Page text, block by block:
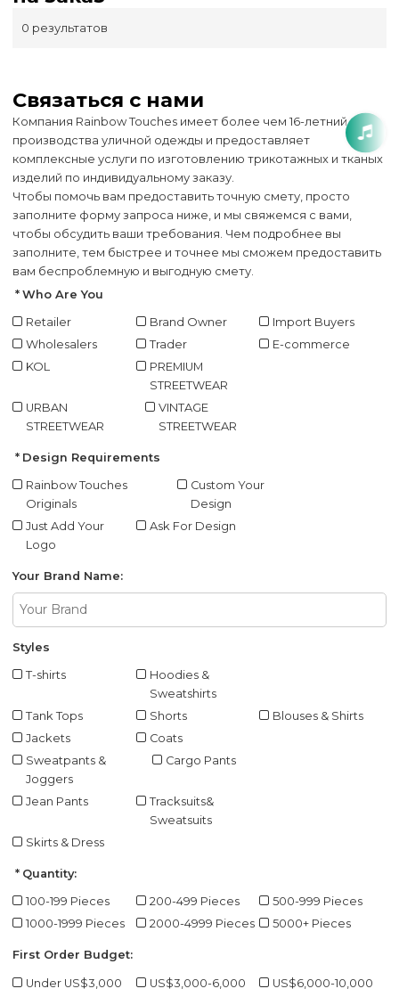
0 результатов
Связаться с нами
Компания Rainbow Touches имеет более чем 16-летний опыт
производства уличной одежды и предоставляет
комплексные услуги по изготовлению трикотажных и тканых
изделий по индивидуальному заказу.
Чтобы помочь вам предоставить точную смету, просто
заполните форму запроса ниже, и мы свяжемся с вами,
чтобы обсудить ваши требования. Чем подробнее вы
заполните, тем быстрее и точнее мы сможем предоставить
вам беспроблемную и выгодную смету.
Who Are You
Retailer Brand Owner
Import Buyers
Wholesalers
Trader
E-commerce
KOL
PREMIUM
STREETWEAR
URBAN
STREETWEAR
VINTAGE
STREETWEAR
Design Requirements
Rainbow Touches
Originals
Custom Your
Design
Just Add Your
Logo
Ask For Design
Your Brand Name:
Styles
T-shirts
Hoodies &
Sweatshirts
Tank Tops
Shorts
Blouses & Shirts
Jackets
Coats
Sweatpants &
Joggers
Cargo Pants
Jean Pants
Tracksuits&
Sweatsuits
Skirts & Dress
Quantity:
100-199 Pieces 200-499 Pieces
500-999 Pieces
1000-1999 Pieces
2000-4999 Pieces 5000+ Pieces
First Order Budget:
Under US$3,000 US$3,000-6,000
US$6,000-10,000